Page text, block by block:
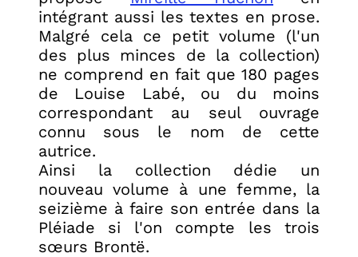
intégrant aussi les textes en prose.
Malgré cela ce petit volume (l'un
des plus minces de la collection)
ne comprend en fait que 180 pages
de Louise Labé, ou du moins
correspondant au seul ouvrage
connu sous le nom de cette
autrice.
Ainsi la collection dédie un
nouveau volume à une femme, la
seizième à faire son entrée dans la
Pléiade si l'on compte les trois
sœurs Brontë.